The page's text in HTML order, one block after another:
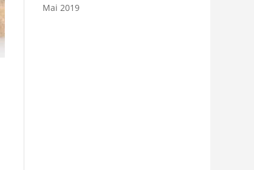
Mai 2019